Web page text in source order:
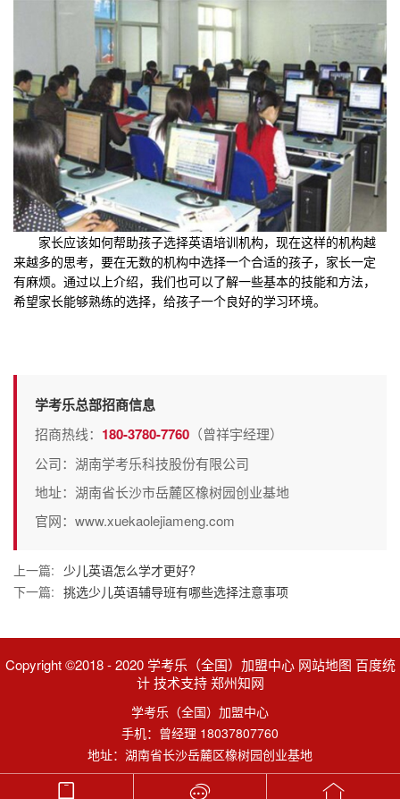
家长应该如何帮助孩子选择英语培训机构，现在这样的机构越
来越多的思考，要在无数的机构中选择一个合适的孩子，家长一定
有麻烦。通过以上介绍，我们也可以了解一些基本的技能和方法，
希望家长能够熟练的选择，给孩子一个良好的学习环境。
学考乐总部招商信息
招商热线： 180-3780-7760 （曾祥宇经理）
公司：湖南学考乐科技股份有限公司
地址：湖南省长沙市岳麓区橡树园创业基地
官网：www.xuekaolejiameng.com
上一篇: 少儿英语怎么学才更好?
下一篇: 挑选少儿英语辅导班有哪些选择注意事项
Copyright ©2018 - 2020 学考乐（全国）加盟中心 网站地图 百度统
计 技术支持 郑州知网
学考乐（全国）加盟中心
手机：曾经理 18037807760
地址：湖南省长沙岳麓区橡树园创业基地